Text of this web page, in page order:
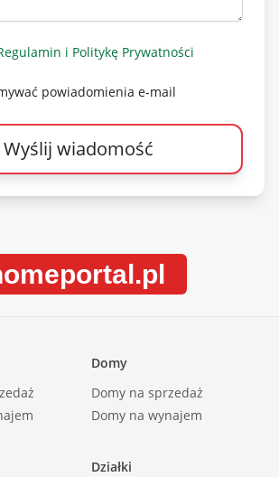
949 000 zł
po uprzednim podpisaniu
INFORMACJE |
blok |
|
i Politykę Prywatności
powiadomienia e-mail
Wyślij wiadomość
Domy
Domy na sprzedaż
Domy na wynajem
Działki